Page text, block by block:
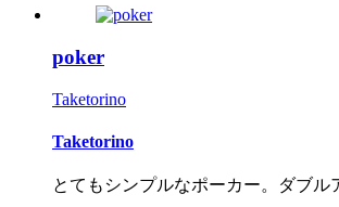
poker
Taketorino
Taketorino
とてもシンプルなポーカー。ダブル